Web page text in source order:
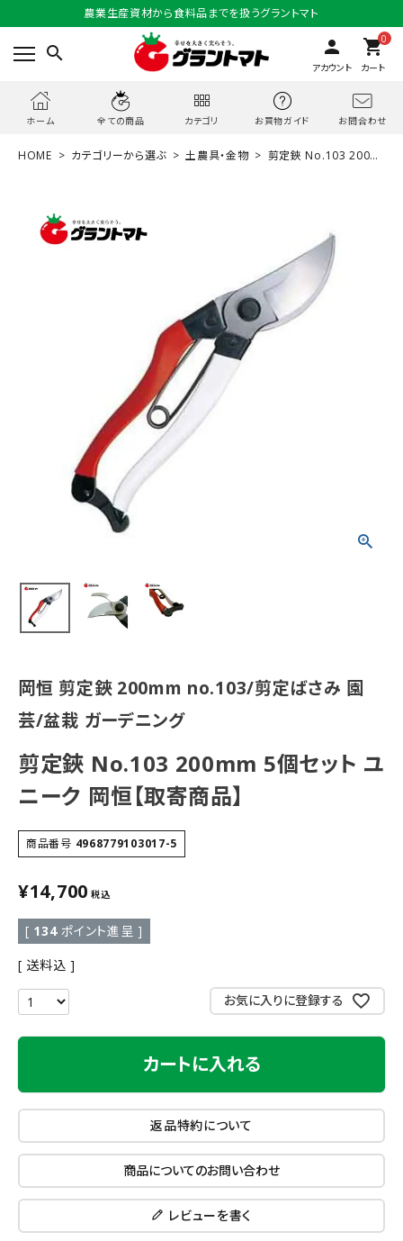
農業生産資材から食料品までを扱うグラントマト
search person
アカウント
0
shopping_cart
カート
ホーム 全ての商品 カテゴリ お買物ガイド お問合わせ
HOME カテゴリーから選ぶ 土農具・金物
剪定鋏 No.103 200m
岡恒 剪定鋏 200mm no.103/剪定ばさみ 園
芸/盆栽 ガーデニング
剪定鋏 No.103 200mm 5個セット ユ
ニーク 岡恒【取寄商品】
商品番号 4968779103017-5
¥14,700 税込
[ 134 ポイント進呈 ]
送料込
お気に入りに登録する
カートに入れる
返品特約について
商品についてのお問い合わせ
レビューを書く